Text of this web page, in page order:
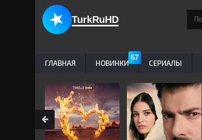
TurkRuHD
ГЛАВНАЯ НОВИНКИ СЕРИАЛЫ